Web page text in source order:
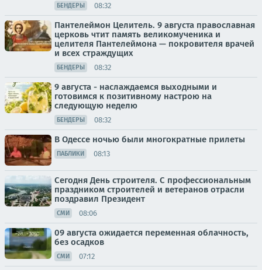
БЕНДЕРЫ 08:32
Пантелеймон Целитель. 9 августа православная
церковь чтит память великомученика и
целителя Пантелеймона — покровителя врачей
и всех страждущих
БЕНДЕРЫ 08:32
9 августа - наслаждаемся выходными и
готовимся к позитивному настрою на
следующую неделю
БЕНДЕРЫ 08:32
В Одессе ночью были многократные прилеты
ПАБЛИКИ 08:13
Сегодня День строителя. С профессиональным
праздником строителей и ветеранов отрасли
поздравил Президент
СМИ 08:06
09 августа ожидается переменная облачность,
без осадков
СМИ 07:12